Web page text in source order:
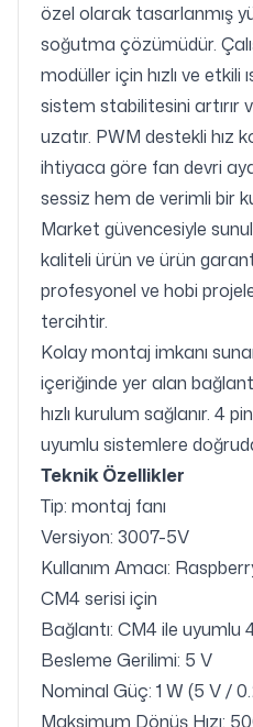
özel olarak tasarlanmış
soğutma çözümüdür.
modüller için hızlı ve etkili
sistem stabilitesini artırır
uzatır. PWM destekli hız
ihtiyaca göre fan devri
sessiz hem de verimli bir
Market güvencesiyle
kaliteli ürün ve ürün
profesyonel ve hobi
tercihtir.
Kolay montaj imkanı
içeriğinde yer alan
hızlı kurulum sağlanır. 4
uyumlu sistemlere
Teknik Özellikler
Tip: montaj fanı
Versiyon: 3007-5V
Kullanım Amacı:
CM4 serisi için
Bağlantı: CM4 ile
Besleme Gerilimi: 5 V
Nominal Güç: 1 W (5 V /
Maksimum Dönüş Hızı: